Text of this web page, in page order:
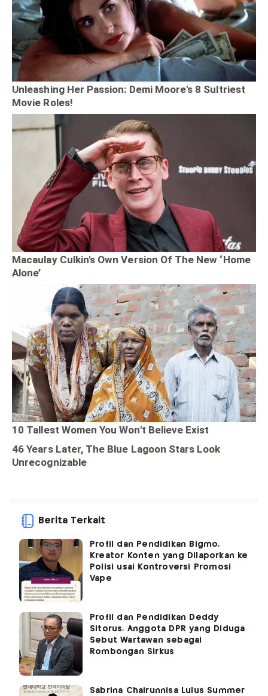
Berita Terkait
Profil dan Pendidikan Bigmo,
Kreator Konten yang Dilaporkan ke
Polisi usai Kontroversi Promosi
Vape
Profil dan Pendidikan Deddy
Sitorus, Anggota DPR yang Diduga
Sebut Wartawan sebagai
Rombongan Sirkus
Sabrina Chairunnisa Lulus Summer